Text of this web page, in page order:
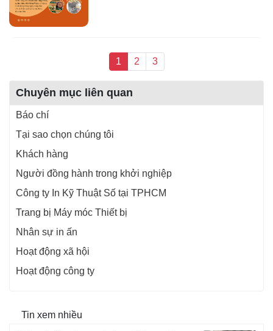
1 2 3
Chuyên mục liên quan
Báo chí
Tại sao chọn chúng tôi
Khách hàng
Người đồng hành trong khởi nghiệp
Công ty In Kỹ Thuật Số tại TPHCM
Trang bị Máy móc Thiết bị
Nhân sự in ấn
Hoạt động xã hội
Hoạt động công ty
Tin xem nhiều